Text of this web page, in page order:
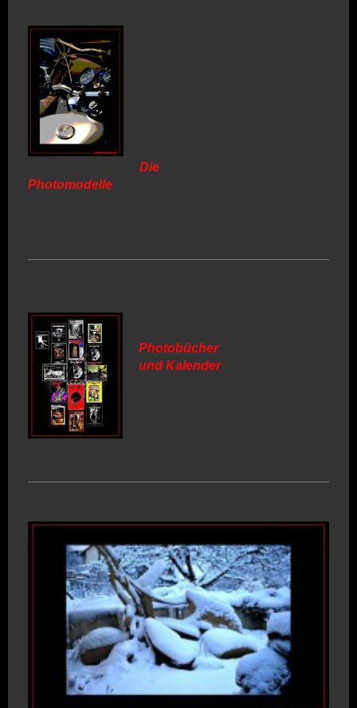
Die
Photomodelle
Photobücher
und Kalender